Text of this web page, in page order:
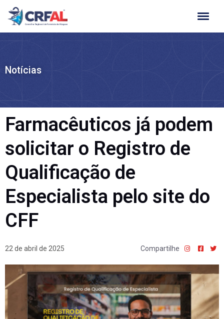
Ir
para
Notícias
Farmacêuticos já podem
solicitar o Registro de
Qualificação de
Especialista pelo site do
CFF
22 de abril de 2025 Compartilhe